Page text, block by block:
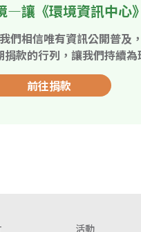
—讓《環境資訊中心
們相信唯有資訊公開普及
款的行列，讓我們持續為
前往捐款
活動